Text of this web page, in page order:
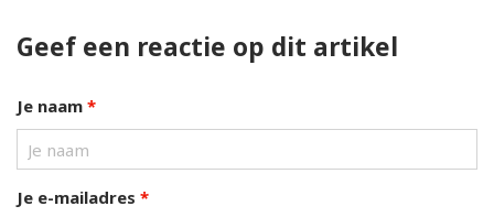
Geef een reactie op dit artikel
Je naam *
Je e-mailadres *